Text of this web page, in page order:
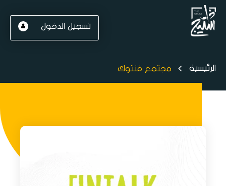
تسجيل الدخول
الرئيسية مجتمع فنتوك